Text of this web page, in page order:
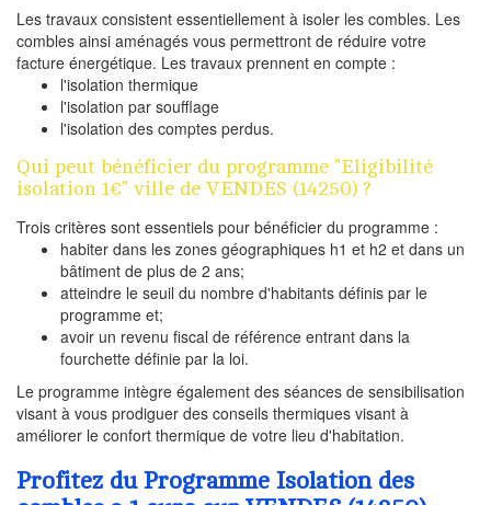
Les travaux consistent essentiellement à isoler les combles. Les
combles ainsi aménagés vous permettront de réduire votre
facture énergétique. Les travaux prennent en compte :
l'isolation thermique
l'isolation par soufflage
l'isolation des comptes perdus.
Qui peut bénéficier du programme "Eligibilité
isolation 1€" ville de VENDES (14250) ?
Trois critères sont essentiels pour bénéficier du programme :
habiter dans les zones géographiques h1 et h2 et dans un
bâtiment de plus de 2 ans;
atteindre le seuil du nombre d'habitants définis par le
programme et;
avoir un revenu fiscal de référence entrant dans la
fourchette définie par la loi.
Le programme intègre également des séances de sensibilisation
visant à vous prodiguer des conseils thermiques visant à
améliorer le confort thermique de votre lieu d'habitation.
Profitez du Programme Isolation des